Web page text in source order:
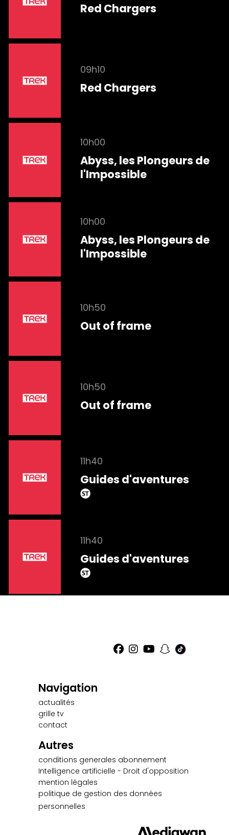
Red Chargers
09h10
Red Chargers
10h00
Abyss, les Plongeurs de
l'Impossible
10h00
Abyss, les Plongeurs de
l'Impossible
10h50
Out of frame
10h50
Out of frame
11h40
Guides d'aventures
11h40
Guides d'aventures
Navigation
actualités
grille tv
contact
Autres
conditions generales abonnement
Intelligence artificielle - Droit d'opposition
mention légales
politique de gestion des données
personnelles